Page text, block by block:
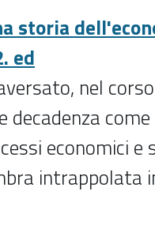
storia
ed
nel
decadenza
economici e
intrappolata